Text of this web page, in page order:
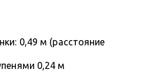
0,49 м (расстояние
0,24 м